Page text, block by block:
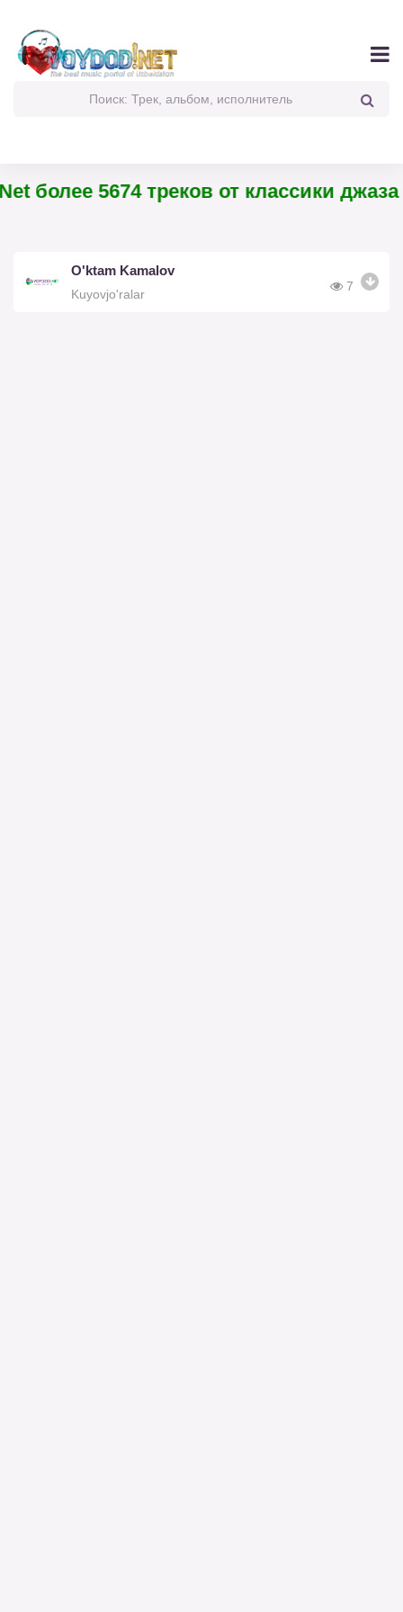
более 5674 треков от классики джаза
O'ktam Kamalov
Kuyovjo'ralar
7